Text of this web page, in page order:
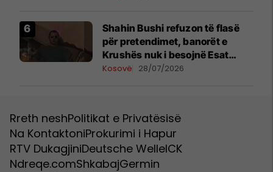
Shahin Bushi refuzon të flasë
për pretendimet, banorët e
Krushës nuk i besojnë Esat
Shalës
Kosovë 28/07/2026
Rreth neshPolitikat e Privatësisë
Na KontaktoniProkurimi i Hapur
RTV DukagjiniDeutsche WelleICK
Ndreqe.comShkabajGermin